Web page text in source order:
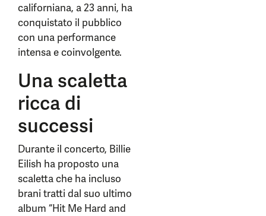
californiana, a 23 anni, ha
conquistato il pubblico
con una performance
intensa e coinvolgente.
Una scaletta
ricca di
successi
Durante il concerto, Billie
Eilish ha proposto una
scaletta che ha incluso
brani tratti dal suo ultimo
album “Hit Me Hard and